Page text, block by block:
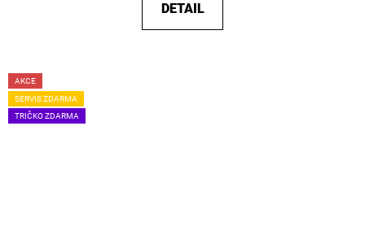
DETAIL
AKCE
SERVIS ZDARMA
TRIČKO ZDARMA